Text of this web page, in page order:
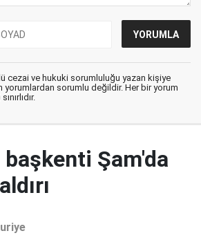
cezai ve hukuki sorumluluğu yazan kişiye
yorumlardan sorumlu değildir. Her bir yorum
Şam'da